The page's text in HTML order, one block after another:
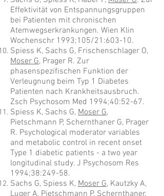
Effektivität von Entspannungsgruppen
bei Patienten mit chronischen
Atemwegserkrankungen. Wien Klin
Wochenschr 1993;105/21:603-10.
Spiess K, Sachs G, Frischenschlager O,
Moser G, Prager R. Zur
phasenspezifischen Funktion der
Verleugnung beim Typ 1 Diabetes
Patienten nach Krankheitsausbruch.
Zsch Psychosom Med 1994;40:52-67.
Spiess K, Sachs G, Moser G,
Pietschmann P, Schernthaner G, Prager
R. Psychological moderator variables
and metabolic control in recent onset
Type 1 diabetic patients - a two year
longitudinal study. J Psychosom Res
1994;38:249-58.
Sachs G, Spiess K, Moser G, Kautzky A,
Luger A, Pietschmann P, Schernthaner,